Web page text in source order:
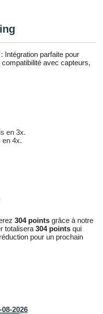
Intégration parfaite pour
avec capteurs,
en 3x.
en 4x.
304 points grâce à notre
totalisera 304 points qui
pour un prochain
08-2026